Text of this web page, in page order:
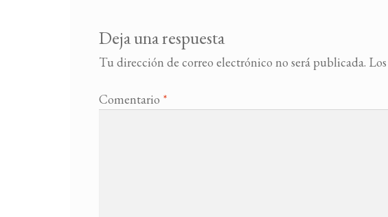
Deja una respuesta
Tu dirección de correo electrónico no será publicada.
Comentario *